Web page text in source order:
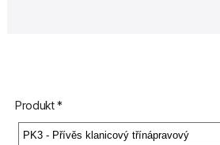
Produkt *